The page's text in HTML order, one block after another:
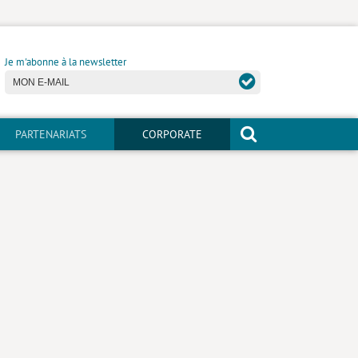
Je m'abonne à la newsletter
PARTENARIATS CORPORATE